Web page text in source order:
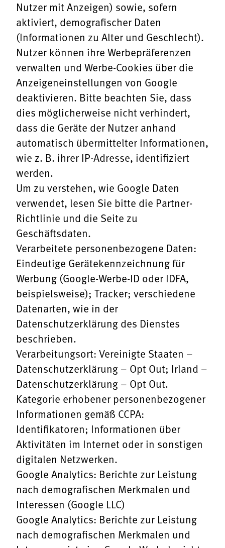
Nutzer mit Anzeigen) sowie, sofern
aktiviert, demografischer Daten
(Informationen zu Alter und Geschlecht).
Nutzer können ihre Werbepräferenzen
verwalten und Werbe-Cookies über die
Anzeigeneinstellungen von Google
deaktivieren. Bitte beachten Sie, dass
dies möglicherweise nicht verhindert,
dass die Geräte der Nutzer anhand
automatisch übermittelter Informationen,
wie z. B. ihrer IP-Adresse, identifiziert
werden.
Um zu verstehen, wie Google Daten
verwendet, lesen Sie bitte die Partner-
Richtlinie und die Seite zu
Geschäftsdaten.
Verarbeitete personenbezogene Daten:
Eindeutige Gerätekennzeichnung für
Werbung (Google-Werbe-ID oder IDFA,
beispielsweise); Tracker; verschiedene
Datenarten, wie in der
Datenschutzerklärung des Dienstes
beschrieben.
Verarbeitungsort: Vereinigte Staaten –
Datenschutzerklärung – Opt Out; Irland –
Datenschutzerklärung – Opt Out.
Kategorie erhobener personenbezogener
Informationen gemäß CCPA:
Identifikatoren; Informationen über
Aktivitäten im Internet oder in sonstigen
digitalen Netzwerken.
Google Analytics: Berichte zur Leistung
nach demografischen Merkmalen und
Interessen (Google LLC)
Google Analytics: Berichte zur Leistung
nach demografischen Merkmalen und